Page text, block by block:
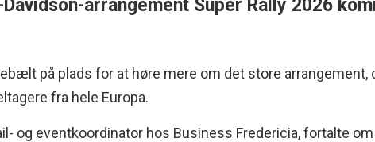
arrangement Super Rally 2026
på plads for at høre mere om det store arrangement,
fra hele Europa.
og eventkoordinator hos Business Fredericia, fortalte